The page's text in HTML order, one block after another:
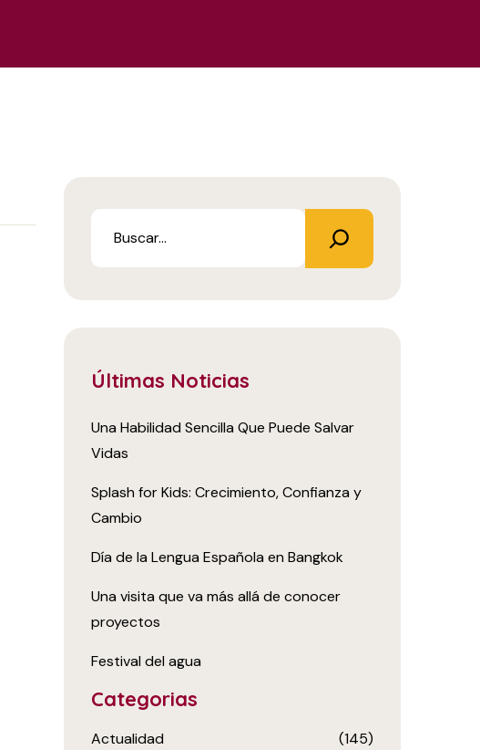
Últimas Noticias
Una Habilidad Sencilla Que Puede Salvar
Vidas
Splash for Kids: Crecimiento, Confianza y
Cambio
Día de la Lengua Española en Bangkok
Una visita que va más allá de conocer
proyectos
Festival del agua
Categorias
Actualidad (145)